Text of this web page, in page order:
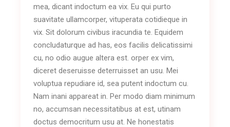
mea, dicant indoctum ea vix. Eu qui purto
suavitate ullamcorper, vituperata cotidieque in
vix. Sit dolorum civibus iracundia te. Equidem
concludaturque ad has, eos facilis delicatissimi
cu, no odio augue altera est. orper ex vim,
diceret deseruisse deterruisset an usu. Mei
voluptua repudiare id, sea putent indoctum cu.
Nam inani appareat in. Per modo diam minimum
no, accumsan necessitatibus at est, utinam
doctus democritum usu at. Ne honestatis